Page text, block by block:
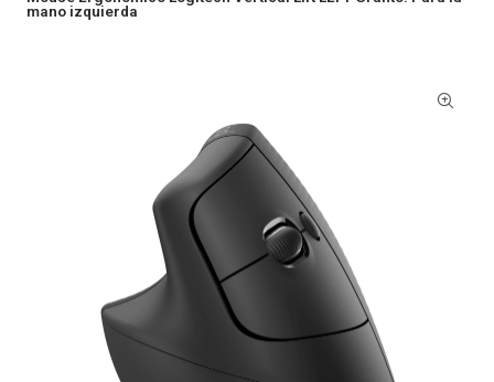
mano izquierda